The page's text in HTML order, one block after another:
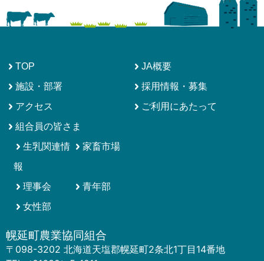
ョ
ン
TOP
JA概要
施設・部署
採用情報・募集
アクセス
ご利用にあたって
組合員の皆さま
生乳関連情
報
家畜市場
理事会
青年部
女性部
幌延町農業協同組合
〒098-3202 北海道天塩郡幌延町2条北1丁目14番地